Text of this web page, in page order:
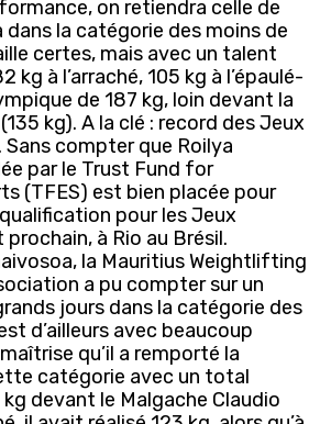
on retiendra celle de
dans la catégorie des moins de
certes, mais avec un talent
kg à l’arraché, 105 kg à l’épaulé-
de 187 kg, loin devant la
kg). A la clé : record des Jeux
compter que Roilya
par le Trust Fund for
(TFES) est bien placée pour
pour les Jeux
à Rio au Brésil.
la Mauritius Weightlifting
a pu compter sur un
jours dans la catégorie des
d’ailleurs avec beaucoup
qu’il a remporté la
catégorie avec un total
devant le Malgache Claudio